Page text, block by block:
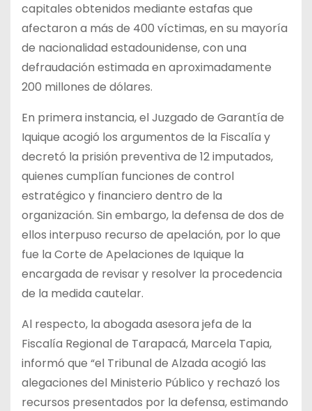
capitales obtenidos mediante estafas que
afectaron a más de 400 víctimas, en su mayoría
de nacionalidad estadounidense, con una
defraudación estimada en aproximadamente
200 millones de dólares.
En primera instancia, el Juzgado de Garantía de
Iquique acogió los argumentos de la Fiscalía y
decretó la prisión preventiva de 12 imputados,
quienes cumplían funciones de control
estratégico y financiero dentro de la
organización. Sin embargo, la defensa de dos de
ellos interpuso recurso de apelación, por lo que
fue la Corte de Apelaciones de Iquique la
encargada de revisar y resolver la procedencia
de la medida cautelar.
Al respecto, la abogada asesora jefa de la
Fiscalía Regional de Tarapacá, Marcela Tapia,
informó que “el Tribunal de Alzada acogió las
alegaciones del Ministerio Público y rechazó los
recursos presentados por la defensa, estimando